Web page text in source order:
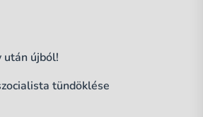
után újból!
tündöklése